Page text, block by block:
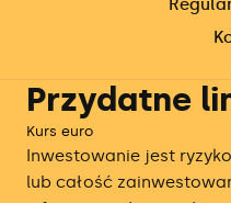
Przydatne
Kurs euro
Inwestowanie jest
lub całość